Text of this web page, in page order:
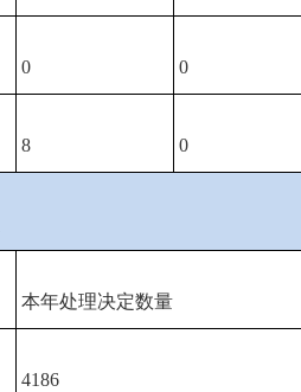
0 0
8 0
本年处理决定数量
4186